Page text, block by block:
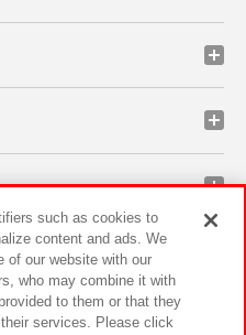
such as cookies to
content and ads. We
of our website with our
who may combine it with
to them or that they
services. Please click